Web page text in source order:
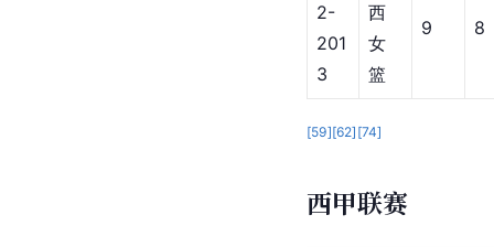
2-
201
3
西
女
篮
9 8
[59][62] [74]
西甲联赛